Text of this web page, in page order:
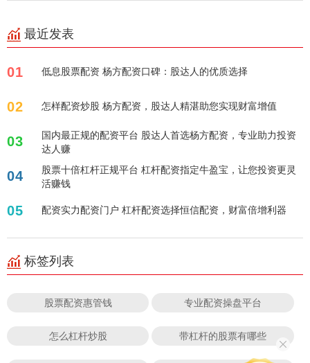
最近发表
01 低息股票配资 杨方配资口碑：股达人的优质选择
02 怎样配资炒股 杨方配资，股达人精湛助您实现财富增值
03
国内最正规的配资平台 股达人首选杨方配资，专业助力投资
达人赚
04
股票十倍杠杆正规平台 杠杆配资指定牛盈宝，让您投资更灵
活赚钱
05 配资实力配资门户 杠杆配资选择恒信配资，财富倍增利器
标签列表
股票配资惠管钱 专业配资操盘平台
怎么杠杆炒股 带杠杆的股票有哪些